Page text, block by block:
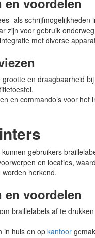
als schrijfmogelijkheden
zijn voor gebruik
met diverse
en draagbaarheid
en commando’s voor het
gebruikers
en locaties,
herkend.
en voordelen
braillelabels af te
in huis en op kantoor